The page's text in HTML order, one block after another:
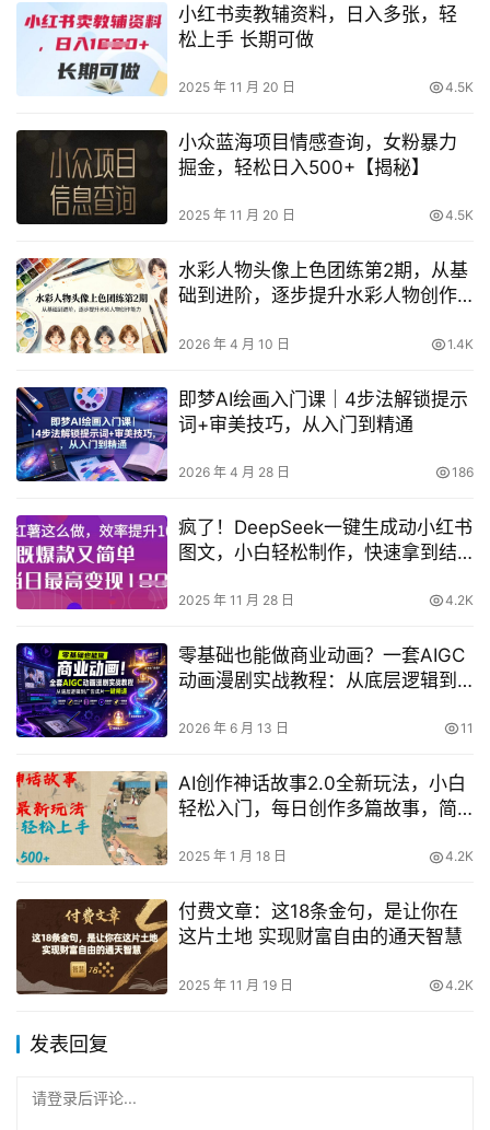
小红书卖教辅资料，日入多张，轻
松上手 长期可做
2025 年 11 月 20 日 4.5K
小众蓝海项目情感查询，女粉暴力
掘金，轻松日入500+【揭秘】
2025 年 11 月 20 日 4.5K
水彩人物头像上色团练第2期，从基
础到进阶，逐步提升水彩人物创作
2026 年 4 月 10 日 1.4K
即梦AI绘画入门课｜4步法解锁提示
词+审美技巧，从入门到精通
2026 年 4 月 28 日 186
疯了！DeepSeek一键生成动小红书
图文，小白轻松制作，快速拿到结
2025 年 11 月 28 日 4.2K
零基础也能做商业动画？一套AIGC
动画漫剧实战教程：从底层逻辑到
2026 年 6 月 13 日 11
AI创作神话故事2.0全新玩法，小白
轻松入门，每日创作多篇故事，简
2025 年 1 月 18 日 4.2K
付费文章：这18条金句，是让你在
这片土地 实现财富自由的通天智慧
2025 年 11 月 19 日 4.2K
发表回复
请登录后评论...